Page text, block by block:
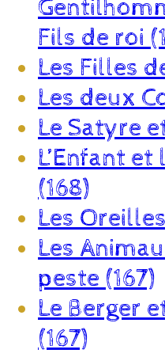
Fils de roi
Les Filles
Les deux
Le Satyre
L’Enfant
(168)
Les
Les
peste (167)
Le Berger
(167)